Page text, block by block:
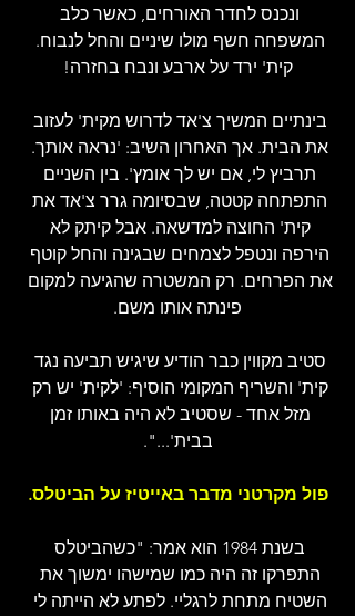
ונכנס לחדר האורחים, כאשר כלב
המשפחה חשף מולו שיניים והחל לנבוח.
קית' ירד על ארבע ונבח בחזרה!
בינתיים המשיך צ'אד לדרוש מקית' לעזוב
את הבית. אך האחרון השיב: 'נראה אותך.
תרביץ לי, אם יש לך אומץ'. בין השניים
התפתחה קטטה, שבסיומה גרר צ'אד את
קית' החוצה למדשאה. אבל קיתק לא
הירפה ונטפל לצמחים שבגינה והחל קוטף
את הפרחים. רק המשטרה שהגיעה למקום
פינתה אותו משם.
סטיב מקווין כבר הודיע שיגיש תביעה נגד
קית' והשריף המקומי הוסיף: 'לקית' יש רק
מזל אחד - שסטיב לא היה באותו זמן
בבית'...".
פול מקרטני מדבר באייטיז על הביטלס.
בשנת 1984 הוא אמר: "כשהביטלס
התפרקו זה היה כמו שמישהו ימשוך את
השטיח מתחת לרגליי. לפתע לא הייתה לי